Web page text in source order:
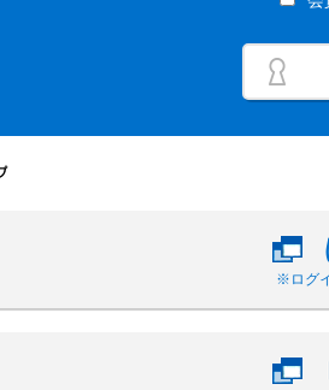
※ログ